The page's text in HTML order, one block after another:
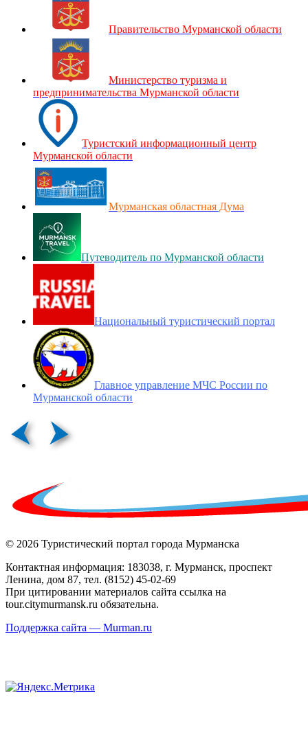
Правительство Мурманской области
Министерство туризма и
предпринимательства Мурманской области
Туристский информационный центр
Мурманской области
Мурманская областная Дума
Путеводитель по Мурманской области
Национальный туристический портал
Главное управление МЧС России по
Мурманской области
© 2026 Туристический портал города Мурманска
Контактная информация: 183038, г. Мурманск, проспект
Ленина, дом 87, тел. (8152) 45-02-69
При цитировании материалов сайта ссылка на
tour.citymurmansk.ru обязательна.
Поддержка сайта — Murman.ru